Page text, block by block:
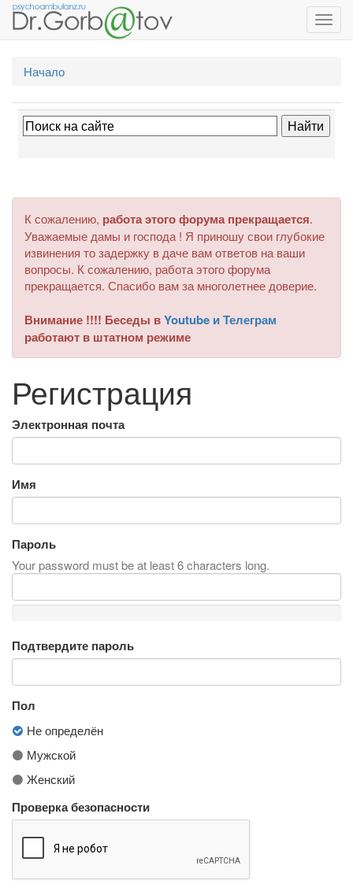
Начало
К сожалению, работа этого форума прекращается.
Уважаемые дамы и господа ! Я приношу свои глубокие
извинения то задержку в даче вам ответов на ваши
вопросы. К сожалению, работа этого форума
прекращается. Спасибо вам за многолетнее доверие.
Внимание !!!! Беседы вYoutube и Телеграм
работают в штатном режиме
Регистрация
Электронная почта
Имя
Пароль
Your password must be at least 6 characters long.
Подтвердите пароль
Пол
Не определён
Мужской
Женский
Проверка безопасности